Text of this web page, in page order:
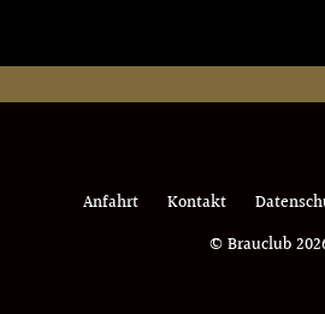
Anfahrt Kontakt
© Brauclub